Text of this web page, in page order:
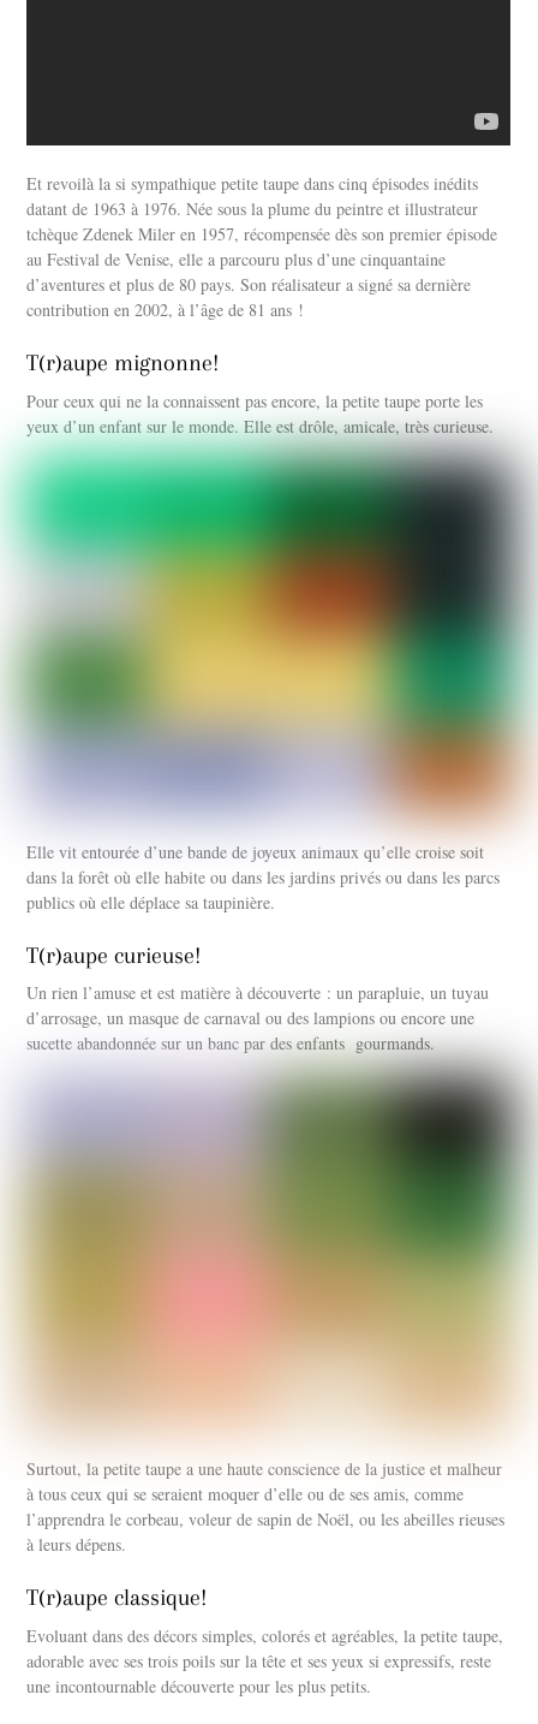
Et revoilà la si sympathique petite taupe dans cinq épisodes inédits
datant de 1963 à 1976. Née sous la plume du peintre et illustrateur
tchèque Zdenek Miler en 1957, récompensée dès son premier épisode
au Festival de Venise, elle a parcouru plus d’une cinquantaine
d’aventures et plus de 80 pays. Son réalisateur a signé sa dernière
contribution en 2002, à l’âge de 81 ans !
T(r)aupe mignonne!
Pour ceux qui ne la connaissent pas encore, la petite taupe porte les
yeux d’un enfant sur le monde. Elle est drôle, amicale, très curieuse.
Elle vit entourée d’une bande de joyeux animaux qu’elle croise soit
dans la forêt où elle habite ou dans les jardins privés ou dans les parcs
publics où elle déplace sa taupinière.
T(r)aupe curieuse!
Un rien l’amuse et est matière à découverte : un parapluie, un tuyau
d’arrosage, un masque de carnaval ou des lampions ou encore une
sucette abandonnée sur un banc par des enfants gourmands.
Surtout, la petite taupe a une haute conscience de la justice et malheur
à tous ceux qui se seraient moquer d’elle ou de ses amis, comme
l’apprendra le corbeau, voleur de sapin de Noël, ou les abeilles rieuses
à leurs dépens.
T(r)aupe classique!
Evoluant dans des décors simples, colorés et agréables, la petite taupe,
adorable avec ses trois poils sur la tête et ses yeux si expressifs, reste
une incontournable découverte pour les plus petits.